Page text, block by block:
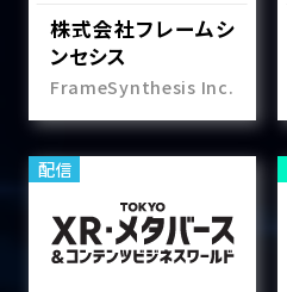
株式会社フレームシ
ンセシス
FrameSynthesis Inc.
配信